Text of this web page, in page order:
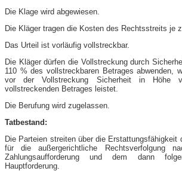
Die Klage wird abgewiesen.
Die Kläger tragen die Kosten des Rechtsstreits je
Das Urteil ist vorläufig vollstreckbar.
Die Kläger dürfen die Vollstreckung durch
110 % des vollstreckbaren Betrages abwenden,
vor der Vollstreckung Sicherheit in
vollstreckenden Betrages leistet.
Die Berufung wird zugelassen.
Tatbestand:
Die Parteien streiten über die Erstattungsfähigkeit
für die außergerichtliche Rechtsverfolgung
Zahlungsaufforderung und dem dann
Hauptforderung.